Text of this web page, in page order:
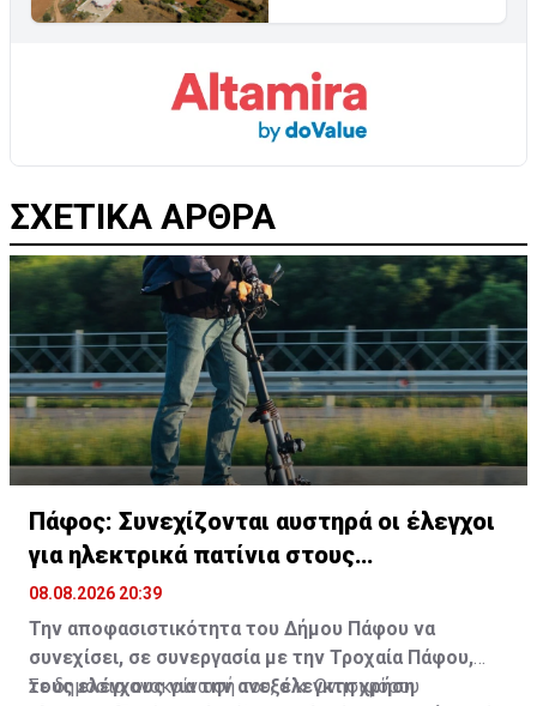
ΣΧΕΤΙΚΑ ΑΡΘΡΑ
Πάφος: Συνεχίζονται αυστηρά οι έλεγχοι
για ηλεκτρικά πατίνια στους
πεζόδρομους
08.08.2026 20:39
Την αποφασιστικότητα του Δήμου Πάφου να
συνεχίσει, σε συνεργασία με την Τροχαία Πάφου,
τους ελέγχους για την ανεξέλεγκτη χρήση
Σε δημόσια ανακοίνωσή του, ο κ. Ονησιφόρου